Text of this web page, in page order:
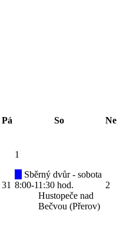
Pá So Ne
31
1
Sběrný dvůr - sobota
8:00-11:30 hod.
Hustopeče nad
Bečvou (Přerov)
2